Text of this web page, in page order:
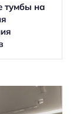
тумбы на